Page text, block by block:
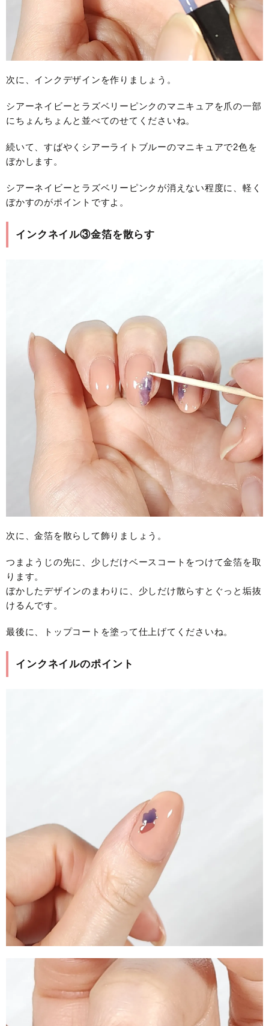
次に、インクデザインを作りましょう。
シアーネイビーとラズベリーピンクのマニキュアを爪の一部
にちょんちょんと並べてのせてくださいね。
続いて、すばやくシアーライトブルーのマニキュアで2色を
ぼかします。
シアーネイビーとラズベリーピンクが消えない程度に、軽く
ぼかすのがポイントですよ。
インクネイル③金箔を散らす
次に、金箔を散らして飾りましょう。
つまようじの先に、少しだけベースコートをつけて金箔を取
ります。
ぼかしたデザインのまわりに、少しだけ散らすとぐっと垢抜
けるんです。
最後に、トップコートを塗って仕上げてくださいね。
インクネイルのポイント